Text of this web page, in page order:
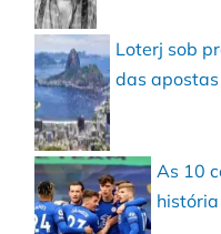
Loterj sob
das
As 10